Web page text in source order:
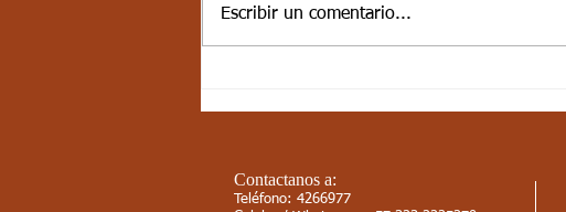
competencia: Comprendo textos
literarios para propiciar el
Escribir un comentario...
Contactanos a:
Teléfono: 4266977